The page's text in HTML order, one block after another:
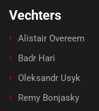
Vechters
Alistair Overeem
Badr Hari
Oleksandr Usyk
Remy Bonjasky